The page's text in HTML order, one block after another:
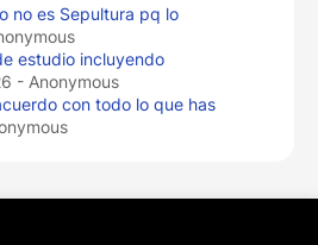
no es Sepultura pq lo
estudio incluyendo
- Anonymous
con todo lo que has